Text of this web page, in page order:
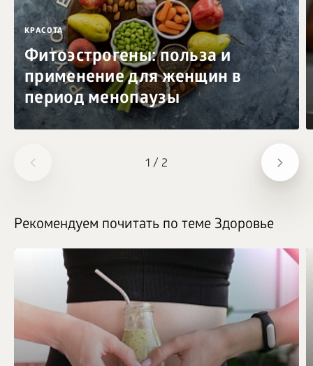
1 / 2
КРАСОТА
Фитоэстрогены: польза и
применение для женщин в
период менопаузы
Рекомендуем почитать по теме Здоровье